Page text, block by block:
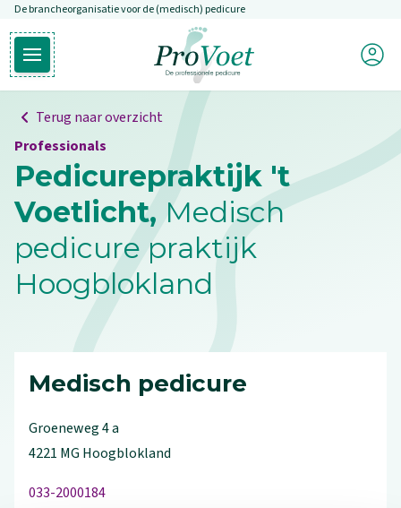
Overslaan en naar de inhoud gaan
De brancheorganisatie voor de (medisch) pedicure
Open hoofdmenu
Ga naar de homepagina
Mijn
Terug naar overzicht
Professionals
Pedicurepraktijk 't
Voetlicht, Medisch
pedicure praktijk
Hoogblokland
Medisch pedicure
Groeneweg4a
4221 MG Hoogblokland
033-2000184